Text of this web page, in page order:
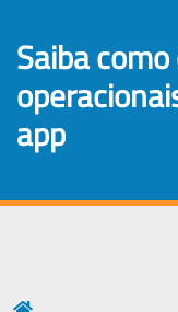
saiba como otimizar as atividades
app